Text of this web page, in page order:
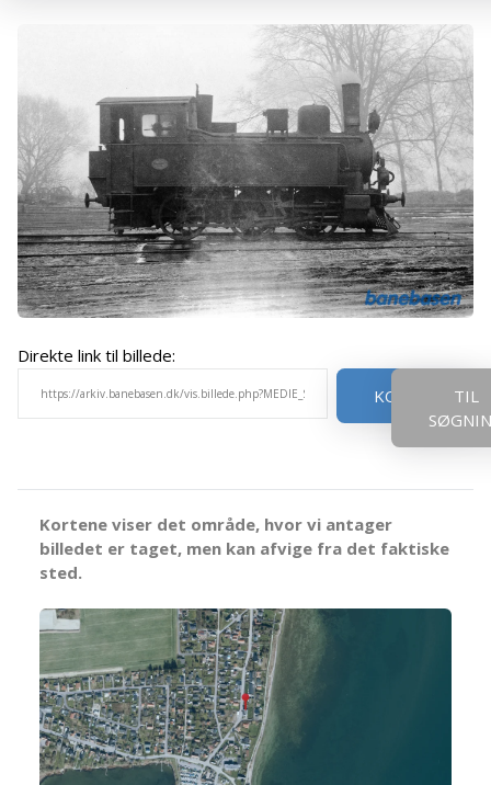
Direkte link til billede:
KOPIER
TIL
Kortene viser det område, hvor vi antager
billedet er taget, men kan afvige fra det faktiske
sted.